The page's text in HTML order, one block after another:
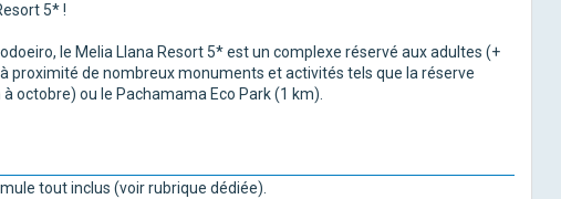
5* !
le Melia Llana Resort 5* est un complexe réservé aux adultes (+
proximité de nombreux monuments et activités tels que la réserve
octobre) ou le Pachamama Eco Park (1 km).
tout inclus (voir rubrique dédiée).